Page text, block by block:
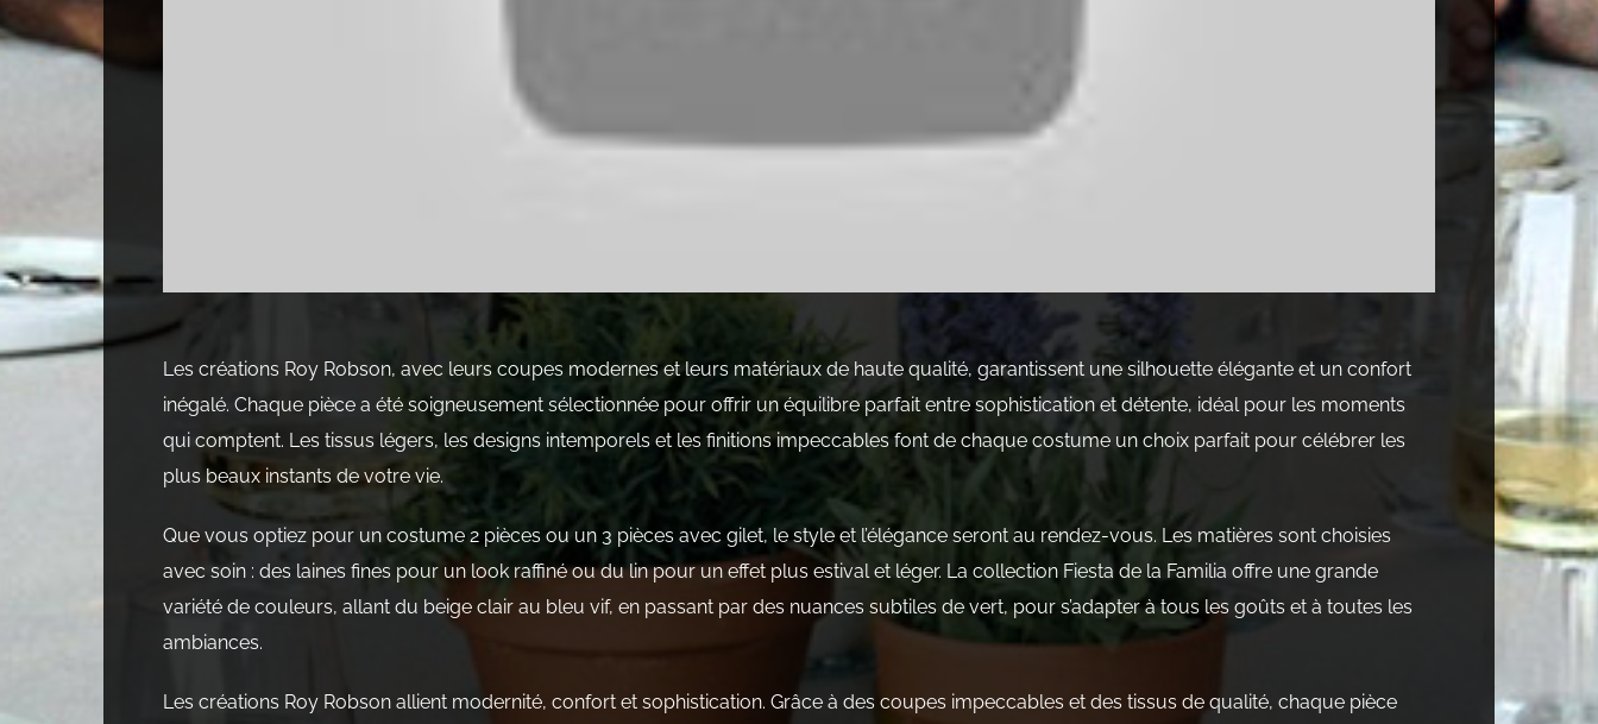
Les créations Roy Robson, avec leurs coupes modernes et leurs matériaux de haute qualité, garantissent une silhouette élégante et un confort
inégalé. Chaque pièce a été soigneusement sélectionnée pour offrir un équilibre parfait entre sophistication et détente, idéal pour les moments
qui comptent. Les tissus légers, les designs intemporels et les finitions impeccables font de chaque costume un choix parfait pour célébrer les
plus beaux instants de votre vie.
Que vous optiez pour un costume 2 pièces ou un 3 pièces avec gilet, le style et l’élégance seront au rendez-vous. Les matières sont choisies
avec soin : des laines fines pour un look raffiné ou du lin pour un effet plus estival et léger. La collection Fiesta de la Familia offre une grande
variété de couleurs, allant du beige clair au bleu vif, en passant par des nuances subtiles de vert, pour s’adapter à tous les goûts et à toutes les
ambiances.
Les créations Roy Robson allient modernité, confort et sophistication. Grâce à des coupes impeccables et des tissus de qualité, chaque pièce